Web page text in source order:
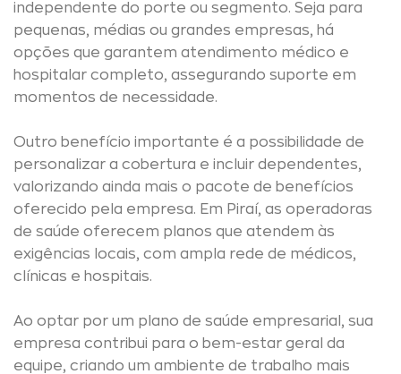
independente do porte ou segmento. Seja para
pequenas, médias ou grandes empresas, há
opções que garantem atendimento médico e
hospitalar completo, assegurando suporte em
momentos de necessidade.
Outro benefício importante é a possibilidade de
personalizar a cobertura e incluir dependentes,
valorizando ainda mais o pacote de benefícios
oferecido pela empresa. Em Piraí, as operadoras
de saúde oferecem planos que atendem às
exigências locais, com ampla rede de médicos,
clínicas e hospitais.
Ao optar por um plano de saúde empresarial, sua
empresa contribui para o bem-estar geral da
equipe, criando um ambiente de trabalho mais